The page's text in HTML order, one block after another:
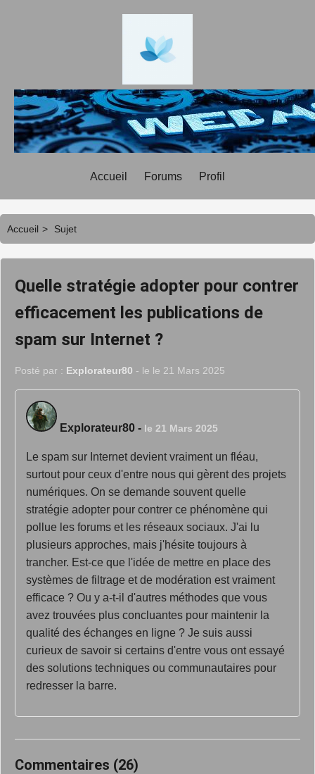
Accueil Forums Profil
Accueil > Sujet
Quelle stratégie adopter pour contrer
efficacement les publications de
spam sur Internet ?
Posté par : Explorateur80 - le le 21 Mars 2025
Explorateur80 - le 21 Mars 2025
Le spam sur Internet devient vraiment un fléau,
surtout pour ceux d'entre nous qui gèrent des projets
numériques. On se demande souvent quelle
stratégie adopter pour contrer ce phénomène qui
pollue les forums et les réseaux sociaux. J'ai lu
plusieurs approches, mais j'hésite toujours à
trancher. Est-ce que l'idée de mettre en place des
systèmes de filtrage et de modération est vraiment
efficace ? Ou y a-t-il d'autres méthodes que vous
avez trouvées plus concluantes pour maintenir la
qualité des échanges en ligne ? Je suis aussi
curieux de savoir si certains d'entre vous ont essayé
des solutions techniques ou communautaires pour
redresser la barre.
Commentaires (26)